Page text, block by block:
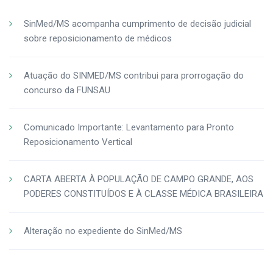
SinMed/MS acompanha cumprimento de decisão judicial
sobre reposicionamento de médicos
Atuação do SINMED/MS contribui para prorrogação do
concurso da FUNSAU
Comunicado Importante: Levantamento para Pronto
Reposicionamento Vertical
CARTA ABERTA À POPULAÇÃO DE CAMPO GRANDE, AOS
PODERES CONSTITUÍDOS E À CLASSE MÉDICA BRASILEIRA
Alteração no expediente do SinMed/MS